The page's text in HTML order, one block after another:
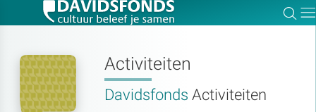
Activiteiten
Davidsfonds Activiteiten
Zoek: